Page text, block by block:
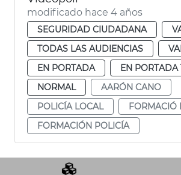
modificado hace 4 años
SEGURIDAD CIUDADANA
TODAS LAS AUDIENCIAS
EN PORTADA
EN PORTADA
NORMAL
AARÓN CANO
POLICÍA LOCAL
FORMACIÓ
FORMACIÓN POLICÍA